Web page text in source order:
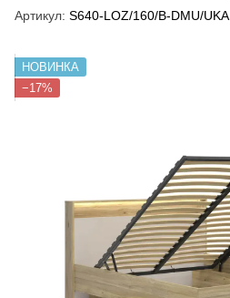
Артикул: S640-LOZ/160/B-DMU/UKA
НОВИНКА
−17%